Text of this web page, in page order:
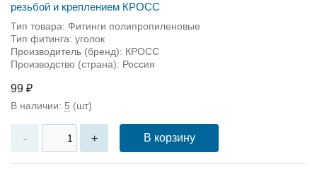
резьбой и креплением КРОСС
Тип товара: Фитинги полипропиленовые
Тип фитинга: уголок
Производитель (бренд): КРОСС
Производство (страна): Россия
99 ₽
В наличии: 5 (шт)
- + В корзину